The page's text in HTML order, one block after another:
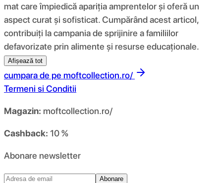
mat care împiedică apariția amprentelor și oferă un
aspect curat și sofisticat. Cumpărând acest articol,
contribuiți la campania de sprijinire a familiilor
defavorizate prin alimente și resurse educaționale.
Afișează tot
cumpara de pe moftcollection.ro/
Termeni si Conditii
Magazin: moftcollection.ro/
Cashback: 10 %
Abonare newsletter
Abonare